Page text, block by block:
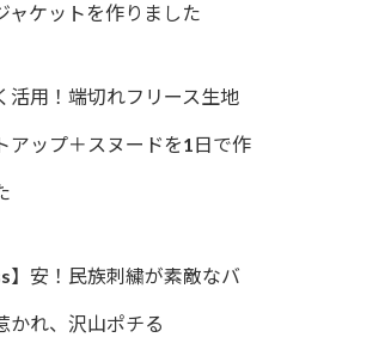
ャケットを作りました
活用！端切れフリース生地
アップ＋スヌードを1日で作
】安！民族刺繍が素敵なバ
かれ、沢山ポチる